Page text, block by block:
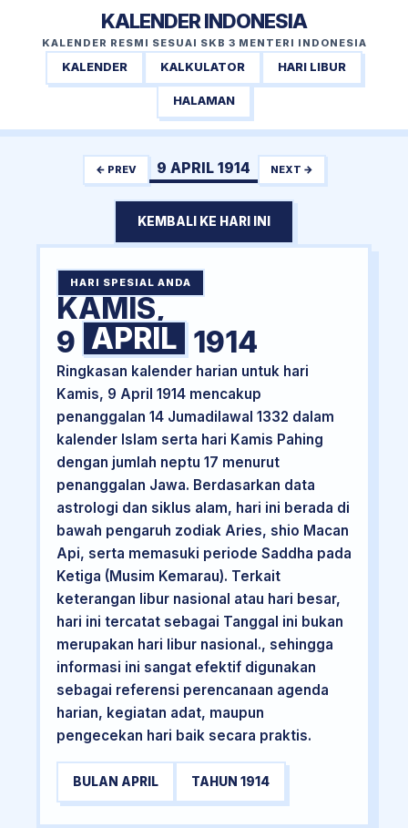
KALENDER INDONESIA
KALENDER RESMI SESUAI SKB 3 MENTERI INDONESIA
KALENDER KALKULATOR HARI LIBUR
HALAMAN
← PREV 9 APRIL 1914 NEXT →
KEMBALI KE HARI INI
HARI SPESIAL ANDA
KAMIS,
9 APRIL 1914
Ringkasan kalender harian untuk hari
Kamis, 9 April 1914 mencakup
penanggalan 14 Jumadilawal 1332 dalam
kalender Islam serta hari Kamis Pahing
dengan jumlah neptu 17 menurut
penanggalan Jawa. Berdasarkan data
astrologi dan siklus alam, hari ini berada di
bawah pengaruh zodiak Aries, shio Macan
Api, serta memasuki periode Saddha pada
Ketiga (Musim Kemarau). Terkait
keterangan libur nasional atau hari besar,
hari ini tercatat sebagai Tanggal ini bukan
merupakan hari libur nasional., sehingga
informasi ini sangat efektif digunakan
sebagai referensi perencanaan agenda
harian, kegiatan adat, maupun
pengecekan hari baik secara praktis.
BULAN APRIL TAHUN 1914